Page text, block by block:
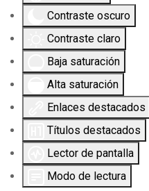
Contraste oscuro
Contraste claro
Baja saturación
Alta saturación
Enlaces destacados
Títulos destacados
Lector de pantalla
Modo de lectura